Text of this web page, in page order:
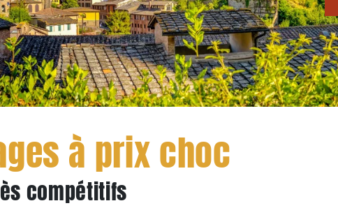
à prix choc
compétitifs